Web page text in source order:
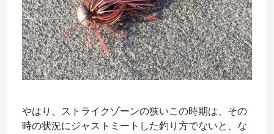
やはり、ストライクゾーンの狭いこの時期は、その
時の状況にジャストミートした釣り方でないと、な